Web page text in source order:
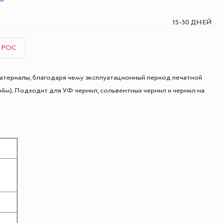
15-30 ДНЕЙ
благодаря чему эксплуатационный период печатной
Подходит для УФ чернил, сольвентных чернил и чернил на